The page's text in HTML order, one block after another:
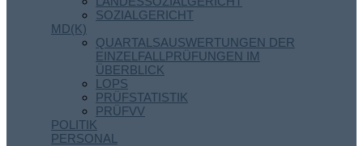
SOZIALGERICHT
MD(K)
QUARTALSAUSWERTUNGEN DER
EINZELFALLPRÜFUNGEN IM
ÜBERBLICK
LOPS
PRÜFSTATISTIK
PRÜFVV
POLITIK
PERSONAL